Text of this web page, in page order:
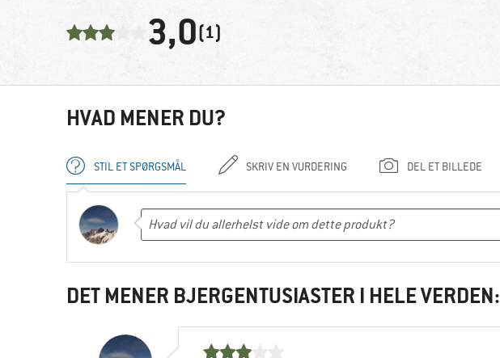
3,0(1)
HVAD MENER DU?
STIL ET SPØRGSMÅL SKRIV EN VURDERING DEL ET BILLEDE
DET MENER BJERGENTUSIASTER I HELE VERDEN: